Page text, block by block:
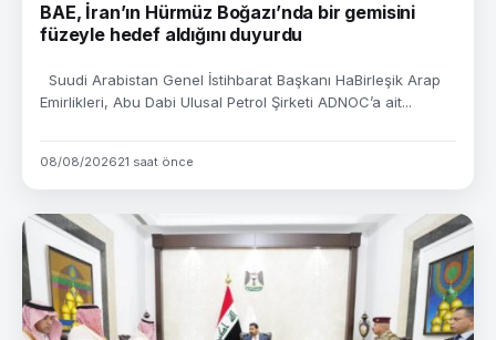
BAE, İran’ın Hürmüz Boğazı’nda bir gemisini
füzeyle hedef aldığını duyurdu
Suudi Arabistan Genel İstihbarat Başkanı HaBirleşik Arap
Emirlikleri, Abu Dabi Ulusal Petrol Şirketi ADNOC’a ait...
08/08/202621 saat önce